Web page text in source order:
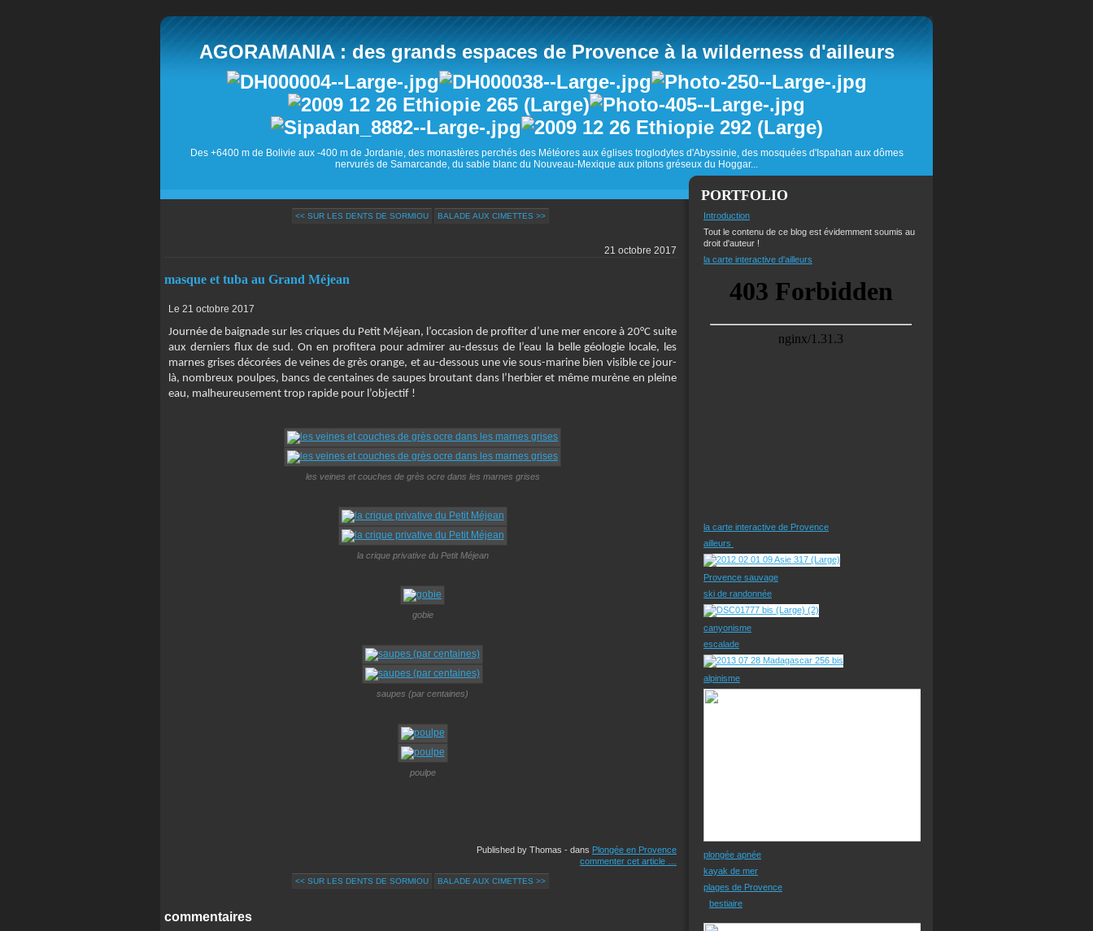
AGORAMANIA : des grands espaces de Provence à la wilderness d'ailleurs
Des +6400 m de Bolivie aux -400 m de Jordanie, des monastères perchés des Météores aux églises troglodytes d'Abyssinie, des mosquées d'Ispahan aux dômes
nervurés de Samarcande, du sable blanc du Nouveau-Mexique aux pitons gréseux du Hoggar...
<< SUR LES DENTS DE SORMIOU BALADE AUX CIMETTES >>
21 octobre 2017
masque et tuba au Grand Méjean
Le 21 octobre 2017
Journée de baignade sur les criques du Petit Méjean, l’occasion de profiter d’une mer encore à 20°C suite
aux derniers flux de sud. On en profitera pour admirer au-dessus de l’eau la belle géologie locale, les
marnes grises décorées de veines de grès orange, et au-dessous une vie sous-marine bien visible ce jour-
là, nombreux poulpes, bancs de centaines de saupes broutant dans l’herbier et même murène en pleine
eau, malheureusement trop rapide pour l’objectif !
les veines et couches de grès ocre dans les marnes grises
la crique privative du Petit Méjean
gobie
saupes (par centaines)
poulpe
Published by Thomas - dans Plongée en Provence
commenter cet article
<< SUR LES DENTS DE SORMIOU BALADE AUX CIMETTES >>
commentaires
PORTFOLIO
Introduction
Tout le contenu de ce blog est évidemment soumis au
droit d'auteur !
la carte interactive d'ailleurs
la carte interactive de Provence
ailleurs
Provence sauvage
ski de randonnée
canyonisme
escalade
alpinisme
plongée apnée
kayak de mer
plages de Provence
bestiaire